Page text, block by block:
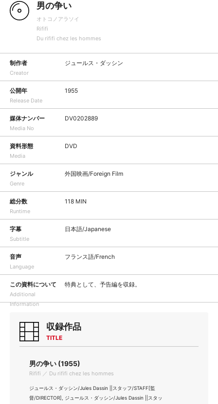
男の争い
オトコノアラソイ
Rififi
Du rififi chez les hommes
制作者
Creator
ジュールス・ダッシン
公開年
Release Date
1955
媒体ナンバー
Media No
DV0202889
資料形態
Media
DVD
ジャンル
Genre
外国映画/Foreign Film
総分数
Runtime
118 MIN
字幕
Subtitle
日本語/Japanese
音声
Language
フランス語/French
この資料について
Additional
Information
特典として、予告編を収録。
収録作品
TITLE
男の争い (1955)
Rififi ／ Du rififi chez les hommes
ジュールス・ダッシン/Jules Dassin ||スタッフ/STAFF[監
督/DIRECTOR], ジュールス・ダッシン/Jules Dassin ||スタッ